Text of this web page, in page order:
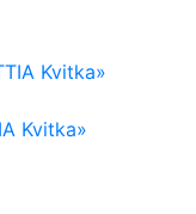
Kvitka»